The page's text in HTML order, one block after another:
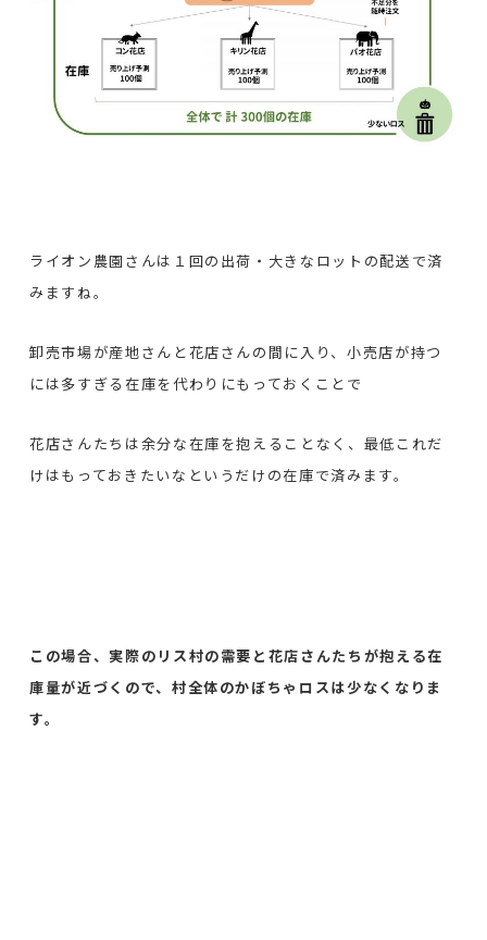
ライオン農園さんは１回の出荷・大きなロットの配送で済
みますね。
卸売市場が産地さんと花店さんの間に入り、小売店が持つ
には多すぎる在庫を代わりにもっておくことで
花店さんたちは余分な在庫を抱えることなく、最低これだ
けはもっておきたいなというだけの在庫で済みます。
この場合、実際のリス村の需要と花店さんたちが抱える在
庫量が近づくので、村全体のかぼちゃロスは少なくなりま
す。